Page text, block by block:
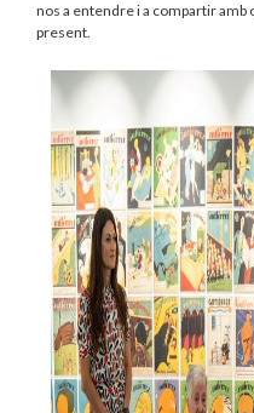
nos a entendre i a compartir
present.